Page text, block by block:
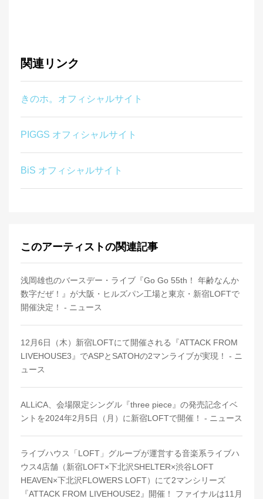
関連リンク
きのホ。オフィシャルサイト
PIGGS オフィシャルサイト
BiS オフィシャルサイト
このアーティストの関連記事
浅岡雄也のバースデー・ライブ『Go Go 55th！ 年齢なんか
数字だぜ！』が大阪・ヒルズパン工場と東京・新宿LOFTで
開催決定！ - ニュース
12月6日（木）新宿LOFTにて開催される『ATTACK FROM
LIVEHOUSE3』でASPとSATOHの2マンライブが実現！ - ニ
ュース
ALLiCA、会場限定シングル『three piece』の発売記念イベ
ントを2024年2月5日（月）に新宿LOFTで開催！ - ニュース
ライブハウス「LOFT」グループが運営する音楽系ライブハ
ウス4店舗（新宿LOFT×下北沢SHELTER×渋谷LOFT
HEAVEN×下北沢FLOWERS LOFT）にて2マンシリーズ
『ATTACK FROM LIVEHOUSE2』開催！ ファイナルは11月